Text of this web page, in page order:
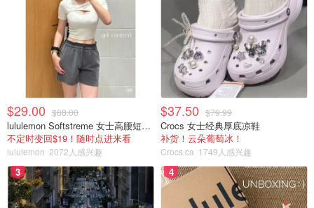
懒兔点点点
有什么植物是你一直想种却买不到的吗？ 🤔...
恭喜以上获奖用户，文章获得原创之星的用户奖励是$10购
物礼卡，晒晒圈获得原创之星的小伙伴来的奖励是$5购物礼
卡哟！
请以上获奖用户在4月29日前用注册APP的邮箱将你的用户
名、姓名、电话、地址联系信息发邮件到
moments@dealmoon.com领取礼卡，君君会在4个工作日
内做出回复（此邮箱为唯一领奖方式，超时未领奖视为自动
$29.00 $88.00
lululemon Softstreme 女士高腰短裤 10cm
不定时变回$19！随时点进来看
lululemon 2072人感兴趣
$37.50 $79.99
Crocs 女士经典厚底凉鞋
补货！云朵葡萄冰！
Crocs.ca 1749人感兴趣
3 4